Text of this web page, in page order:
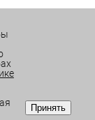
Принять